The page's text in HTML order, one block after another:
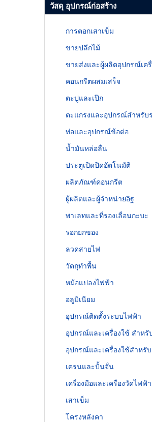
วัสดุ อุปกรณ์ก่อสร้าง
การตอกเสาเข็ม
ขายปลีกไม้
ขายส่งและผู้ผลิตอุปกรณ์เค
คอนกรีตผสมเสร็จ
ตะปูและเป๊ก
ตะแกรงและอุปกรณ์สำหรับ
ท่อและอุปกรณ์ข้อต่อ
น้ำมันหล่อลื่น
ประตูเปิดปิดอัตโนมัติ
ผลิตภัณฑ์คอนกรีต
ผู้ผลิตและผู้จำหน่ายอิฐ
พาเลทและที่รองเลื่อนกะบะ
รอกยกของ
ลวดสายไฟ
วัตถุทำพื้น
หม้อแปลงไฟฟ้า
อลูมิเนียม
อุปกรณ์ติดตั้งระบบไฟฟ้า
อุปกรณ์และเครื่องใช้ สำหรั
อุปกรณ์และเครื่องใช้สำหรั
เครนและปั้นจั่น
เครื่องมือและเครื่องวัดไฟฟ้า
เสาเข็ม
โครงหลังคา